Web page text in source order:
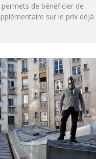
permets de bénéficier de
sur le prix déjà